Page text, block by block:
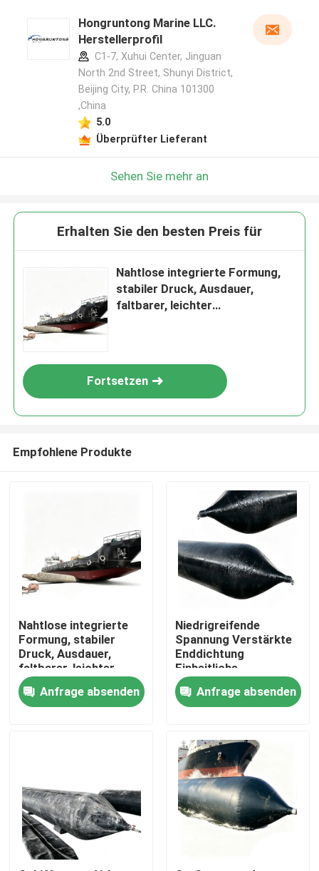
Produkte
Videos
Hongruntong Marine LLC.
Herstellerprofil
C1-7, Xuhui Center, Jinguan
North 2nd Street, Shunyi District,
Beijing City, P.R. China 101300
,China
5.0
Überprüfter Lieferant
Sehen Sie mehr an
Erhalten Sie den besten Preis für
Nahtlose integrierte Formung,
stabiler Druck, Ausdauer,
faltbarer, leichter
Fortsetzen
Empfohlene Produkte
Nahtlose integrierte
Formung, stabiler
Druck, Ausdauer,
faltbarer, leichter
Schiffsstartballon-
Marine-Airbag
Anfrage absenden
Niedrigreifende
Spannung Verstärkte
Enddichtung
Einheitliche
Kraftverteilung
Schiffsstart Ballon
Marine Airbag
Anfrage absenden